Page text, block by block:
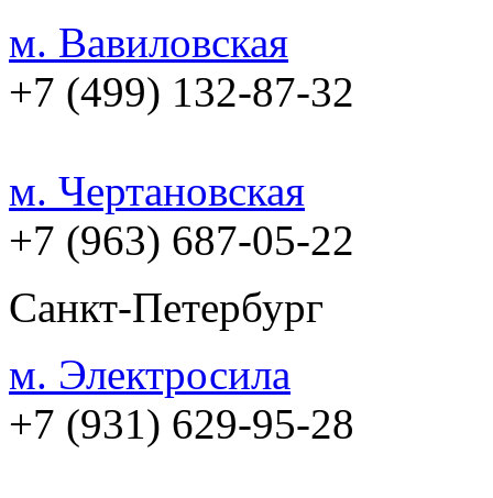
м. Вавиловская
+7 (499) 132-87-32
м. Чертановская
+7 (963) 687-05-22
Санкт-Петербург
м. Электросила
+7 (931) 629-95-28